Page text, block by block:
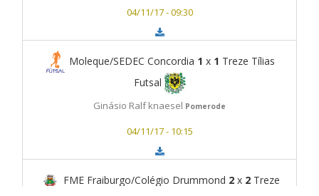
04/11/17 - 09:30
Moleque/SEDEC Concordia 1 x 1 Treze Tílias
Futsal
Ginásio Ralf knaesel Pomerode
04/11/17 - 10:15
FME Fraiburgo/Colégio Drummond 2 x 2 Treze